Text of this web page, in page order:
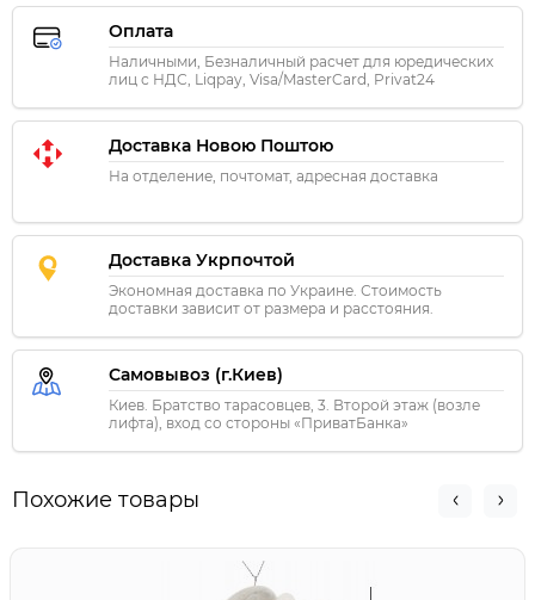
Оплата
Наличными, Безналичный расчет для юредических
лиц с НДС, Liqpay, Visa/MasterCard, Privat24
Доставка Новою Поштою
На отделение, почтомат, адресная доставка
Доставка Укрпочтой
Экономная доставка по Украине. Стоимость
доставки зависит от размера и расстояния.
Самовывоз (г.Киев)
Киев. Братство тарасовцев, 3. Второй этаж (возле
лифта), вход со стороны «ПриватБанка»
Похожие товары